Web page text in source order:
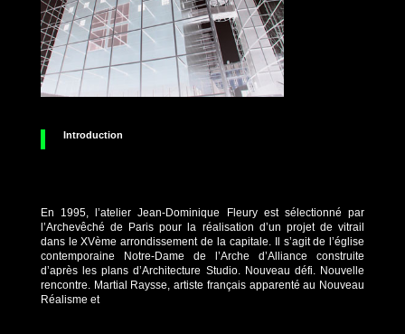
Introduction
En 1995, l’atelier Jean-Dominique Fleury est sélectionné par
l’Archevêché de Paris pour la réalisation d’un projet de vitrail
dans le XVème arrondissement de la capitale. Il s’agit de l’église
contemporaine Notre-Dame de l’Arche d’Alliance construite
d’après les plans d’Architecture Studio. Nouveau défi. Nouvelle
rencontre. Martial Raysse, artiste français apparenté au Nouveau
Réalisme et